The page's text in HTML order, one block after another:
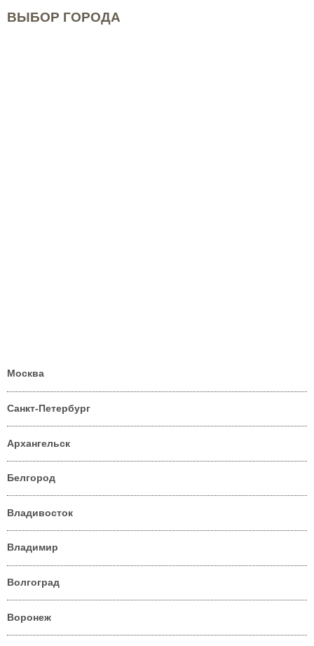
ВЫБОР ГОРОДА
Москва
Санкт-Петербург
Архангельск
Белгород
Владивосток
Владимир
Волгоград
Воронеж